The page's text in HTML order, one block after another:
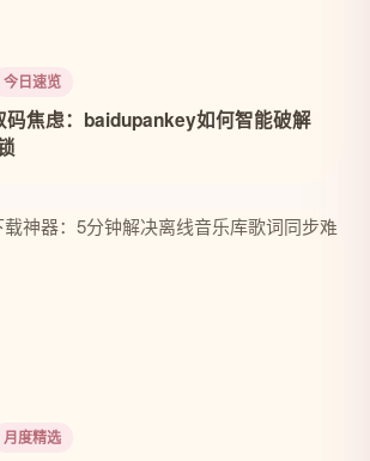
今日速览
码焦虑：baidupankey如何智能破解
月度精选